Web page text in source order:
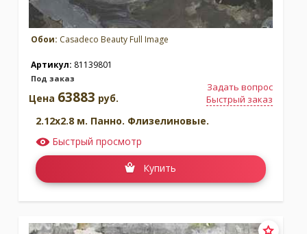
Обои: Casadeco Beauty Full Image
Артикул: 81139801
Под заказ
Задать вопрос
Быстрый заказ
Цена 63883 руб.
2.12x2.8 м. Панно. Флизелиновые.
Быстрый просмотр
Купить